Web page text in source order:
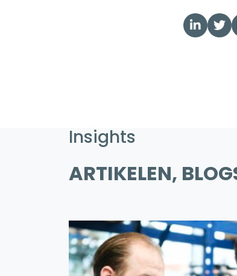
Insights
ARTIKELEN,